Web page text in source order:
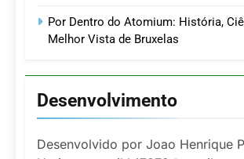
Por Dentro do Atomium: História,
Melhor Vista de Bruxelas
Desenvolvimento
Desenvolvido por Joao Henrique